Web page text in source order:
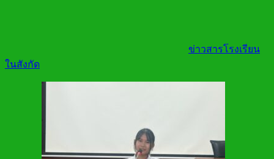
ข่าวสารโรงเรียน
ในสังกัด